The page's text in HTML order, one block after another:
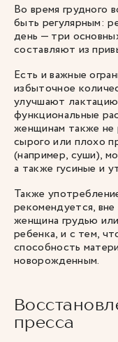
Во время грудного
быть регулярным:
день — три
составляют из
Есть и важные
избыточное
улучшают
функциональные
женщинам также
сырого или плохо
(например, суши),
а также гусиные и
Также
рекомендуется,
женщина грудью
ребенка, и с тем,
способность
новорожденным.
пресса